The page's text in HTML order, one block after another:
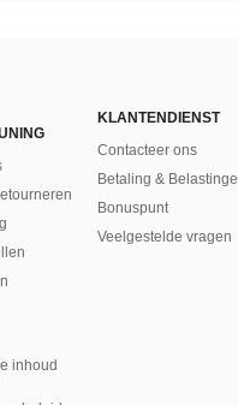
inhoud
KLANTENDIENST
Contacteer ons
Betaling &
Bonuspunt
Veelgestelde vragen